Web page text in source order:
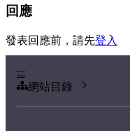
回應
發表回應前，請先登入
:::
網站目錄